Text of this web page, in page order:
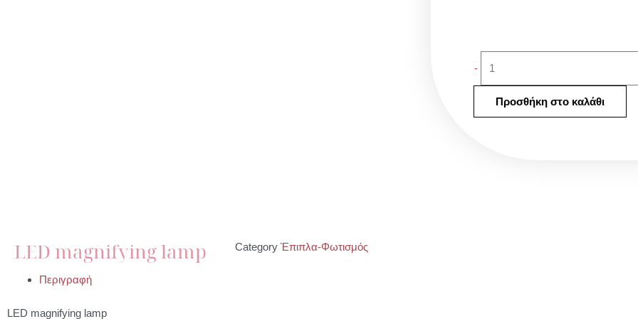
-
magnifying
ποσότητα
Προσθήκη στο καλάθι
LED magnifying lamp Category Έπιπλα-Φωτισμός
Περιγραφή
LED magnifying lamp